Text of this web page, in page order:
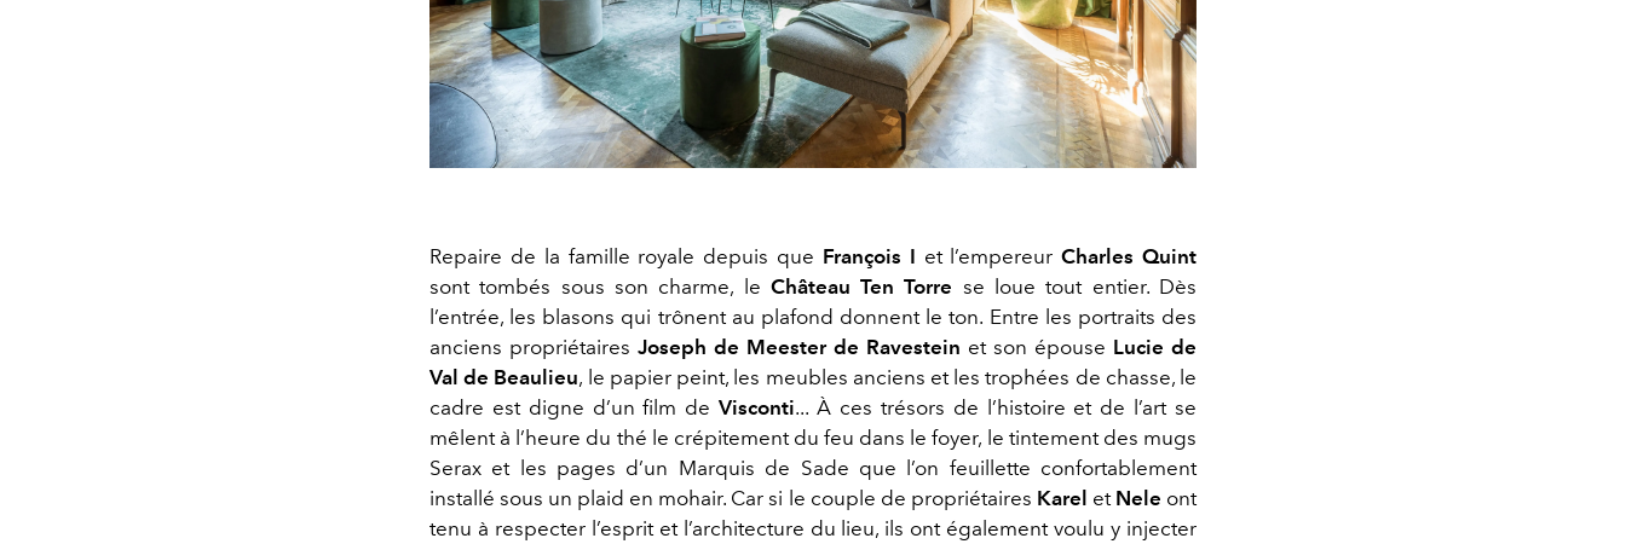
Repaire de la famille royale depuis que François I et l’empereurCharles Quint
sont tombés sous son charme, le Château Ten Torre se loue tout entier. Dès
l’entrée, les blasons qui trônent au plafond donnent le ton. Entre les portraits des
anciens propriétaires Joseph de Meester de Ravestein et son épouse Lucie de
Val de Beaulieu, le papier peint, les meubles anciens et les trophées de chasse, le
cadre est digne d’un film deVisconti... À ces trésors de l’histoire et de l’art se
mêlent à l’heure du thé le crépitement du feu dans le foyer, le tintement des mugs
Serax et les pages d’un Marquis de Sade que l’on feuillette confortablement
installé sous un plaid en mohair. Car si le couple de propriétaires Karel et Nele ont
tenu à respecter l’esprit et l’architecture du lieu, ils ont également voulu y injecter